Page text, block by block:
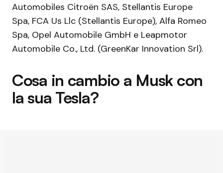
Automobiles Citroën SAS, Stellantis Europe
Spa, FCA Us Llc (Stellantis Europe), Alfa Romeo
Spa, Opel Automobile GmbH e Leapmotor
Automobile Co., Ltd. (GreenKar Innovation Srl).
Cosa in cambio a Musk con
la sua Tesla?